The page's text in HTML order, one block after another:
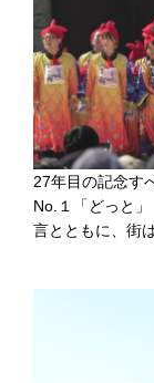
27年目の記念す
No.１「どっと
言とともに、街